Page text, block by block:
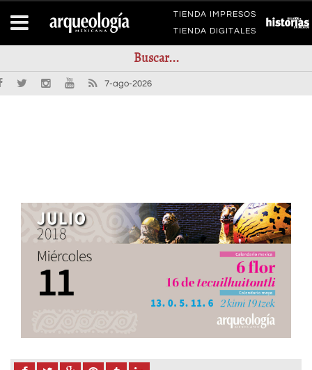
TIENDA IMPRESOS
TIENDA DIGITALES
7-ago-2026